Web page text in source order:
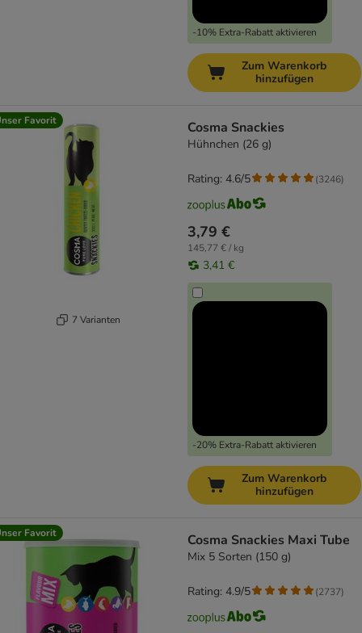
-10% Extra-Rabatt aktivieren
Zum Warenkorb
hinzufügen
Favorit
7 Varianten
Cosma Snackies
Hühnchen (26 g)
3,79 €
145,77 € / kg
3,41 €
-20% Extra-Rabatt aktivieren
Rating: 4.6/5 (3246)
Zum Warenkorb
hinzufügen
Favorit Cosma Snackies Maxi Tube
Mix 5 Sorten (150 g)
Rating: 4.9/5 (2737)